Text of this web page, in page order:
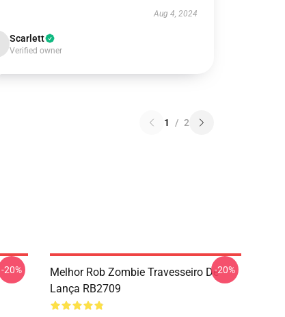
Aug 4, 2024
Scarlett
Verified owner
1 / 2
-20%
Melhor Rob Zombie Travesseiro De
Lança RB2709
-20%